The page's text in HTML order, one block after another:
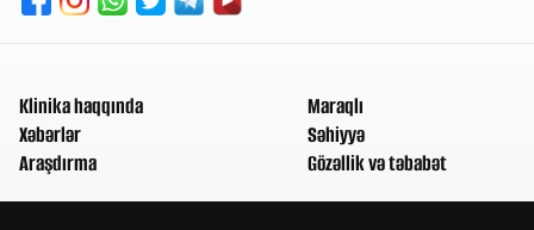
Klinika haqqında
Xəbərlər
Araşdırma
Maraqlı
Səhiyyə
Gözəllik və təbabət